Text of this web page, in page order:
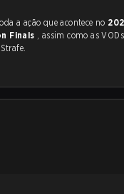
a ação que acontece no
Finals , assim como as VODs, destaques e transmissões ao